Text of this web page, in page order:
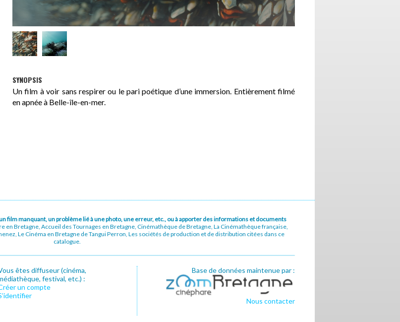
SYNOPSIS
Un film à voir sans respirer ou le pari poétique d’une immersion. Entièrement filmé
en apnée à Belle-île-en-mer.
film manquant, un problème lié à une photo, une erreur, etc., ou à apporter des informations et documents
en Bretagne, Accueil des Tournages en Bretagne, Cinémathèque de Bretagne, La Cinémathèque française,
Le Cinéma en Bretagne de Tangui Perron, Les sociétés de production et de distribution citées dans ce
catalogue.
êtes diffuseur (cinéma,
festival, etc.) :
un compte
Base de données maintenue par :
Nous contacter